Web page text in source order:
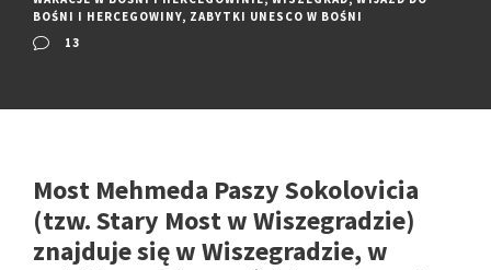
BOŚNI I HERCEGOWINY, ZABYTKI UNESCO W BOŚNI
13
Most Mehmeda Paszy Sokolovicia
(tzw. Stary Most w Wiszegradzie)
znajduje się w Wiszegradzie, w